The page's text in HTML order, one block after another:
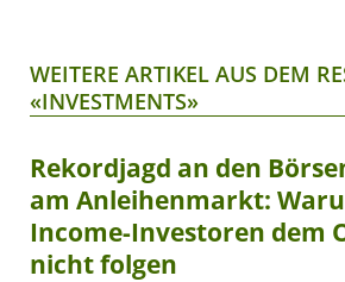
WEITERE ARTIKEL AUS DEM
«INVESTMENTS»
Rekordjagd an den
am Anleihenmarkt:
Income-Investoren dem
nicht folgen